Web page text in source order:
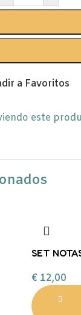
a Favoritos
este
SET
€ 12,00